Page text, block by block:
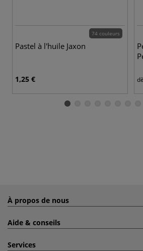
74 couleurs
Pastel à l'huile Jaxon
1,25 €
À propos de nous
Aide & conseils
Services